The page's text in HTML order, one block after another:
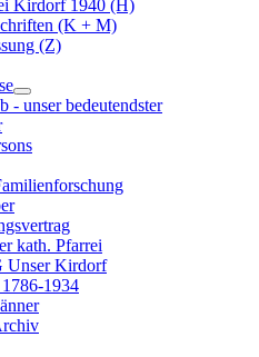
Kirdorf 1940 (H)
(K + M)
(Z)
- unser bedeutendster
kath. Pfarrei
Unser Kirdorf
1934